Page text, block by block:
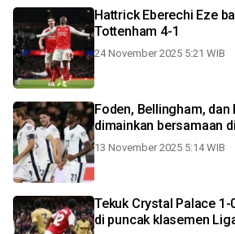
Hattrick Eberechi Eze
Tottenham 4-1
24 November 2025 5:21 WIB
Foden, Bellingham, dan
dimainkan bersamaan
13 November 2025 5:14 WIB
Tekuk Crystal Palace
di puncak klasemen